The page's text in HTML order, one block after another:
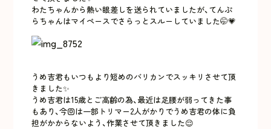
わたちゃんから熱い眼差しを送られていましたが、てんぷ
らちゃんはマイペースでさらっとスルーしていました🤭💗
うめ吉君もいつもより短めのバリカンでスッキリさせて頂
きました✨
うめ吉君は15歳とご高齢の為、最近は足腰が弱ってきた事
もあり、今回は一部トリマー2人がかりでうめ吉君の体に負
担がかからないよう、作業させて頂きました😌